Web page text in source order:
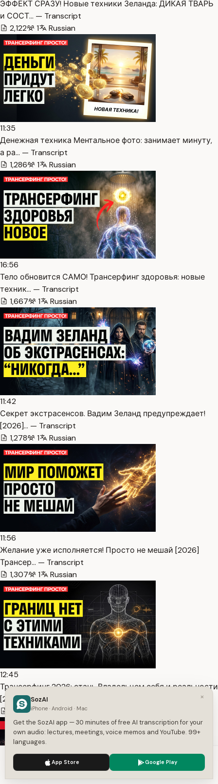
ЭФФЕКТ СРАЗУ! Новые техники Зеланда: ДИКАЯ ТВАРЬ
и СОСТ… — Transcript
2,122
1 Russian
11:35
Денежная техника Ментальное фото: занимает минуту,
а ра… — Transcript
1,286
1 Russian
16:56
Тело обновится САМО! Трансерфинг здоровья: новые
техник… — Transcript
1,667
1 Russian
11:42
Секрет экстрасенсов. Вадим Зеланд предупреждает!
[2026]… — Transcript
1,278
1 Russian
11:56
Желание уже исполняется! Просто не мешай [2026]
Трансер… — Transcript
1,307
1 Russian
12:45
Трансерфинг 2026: стань Владельцем себя и реальности
[2… — Transcript
1,307
1 Russian
We use cookies to enhance your experience.
×
SozAI
iPhone · Android · Mac
Get the SozAI app — 30 minutes of free AI transcription for your
own audio: lectures, meetings, voice memos and YouTube. 99+
languages.
App Store Google Play